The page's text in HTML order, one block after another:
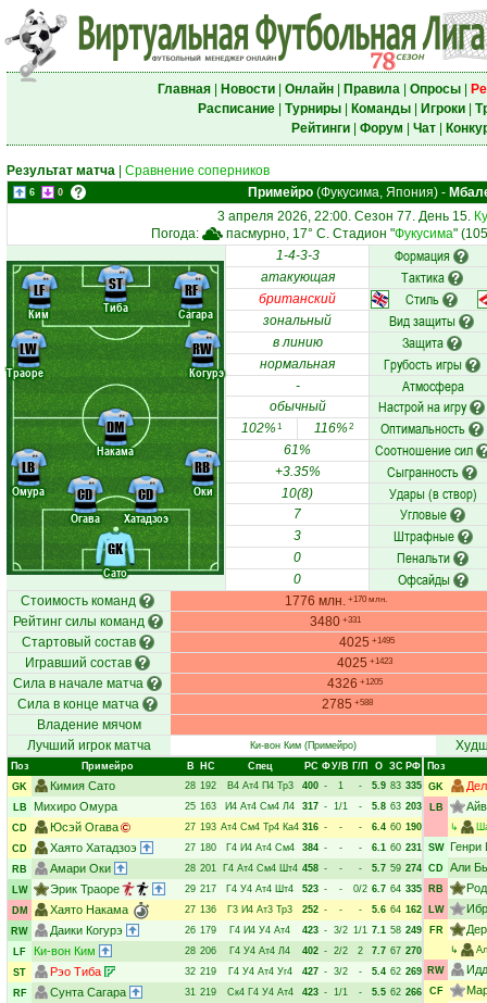
Главная| Новости| Онлайн| Правила| Опросы|
Расписание| Турниры| Команды| Игроки|
Рейтинги| Форум Чат|
Результат матча Сравнение соперников
6 0 Примейро (Фукусима, Япония) -
3 апреля 2026, 22:00. Сезон 77. День 15.
Погода:
пасмурно, 17° C. Стадион "Фукусима"
Сато
Омура
Огава
Хатадзоэ
Оки
Траоре
Накама
Когурэ
Ким Тиба Сагара
GK
LB
CD
CD
RB
LW
DM
RW
LF ST RF
1-4-3-3 Формация
атакующая Тактика
британский Стиль
зональный Вид защиты
в линию Защита
нормальная Грубость игры
- Атмосфера
обычный Настрой на игру
102%1 116%2 Оптимальность
61% Соотношение сил
+3.35% Сыгранность
10(8) Удары (в створ)
7 Угловые
3 Штрафные
0 Пенальти
0 Офсайды
Стоимость команд 1776 млн. +170 млн.
Рейтинг силы команд 3480 +331
Стартовый состав 4025 +1495
Игравший состав 4025 +1423
Сила в начале матча 4326 +1205
Сила в конце матча 2785 +588
Владение мячом
Лучший игрок матча
Ки-вон Ким (Примейро)
Поз Примейро В НC Спец РC ФУ/В Г/П О ЗС РФ
GK
Кимия Сато 28 192 В4 Ат4 П4 Тр3 400 - 1 - 5.9 83 335
LB
Михиро Омура 25 163 И4 Ат4 См4 Л4 317 - 1/1 - 5.8 63 203
CD
Юсэй Огава 27 193 Ат4 См4 Тр4 Ка4 316 - - - 6.4 60 190
CD
Хаято Хатадзоэ 27 180 Г4 И4 Ат4 См4 384 - - - 6.1 60 231
RB
Амари Оки 28 201 Г4 Ат4 См4 Шт4 458 - - - 5.7 59 274
LW
Эрик Траоре 29 217 Г4 У4 Ат4 Шт4 523 - - 0/2 6.7 64 335
DM
Хаято Накама 27 136 Г3 И4 Ат3 Тр3 252 - - - 5.6 64 162
RW
Даики Когурэ 26 179 Г4 И4 У4 Ат4 423 - 3/2 1/1 7.1 58 249
LF
Ки-вон Ким 28 206 Г4 У4 Ат4 Л4 402 - 2/2 2 7.7 67 270
ST
Рэо Тиба 32 219 Г4 У4 Ат4 Уг4 427 - 3/2 - 5.4 62 269
RF
Сунта Сагара 31 219 Ск4 Г4 У4 Ат4 423 - 1/1 - 5.5 62 266
Поз
GK
LB
↳
SW
Генри
CD Али
RB
LW
FR
↳
RW
CF